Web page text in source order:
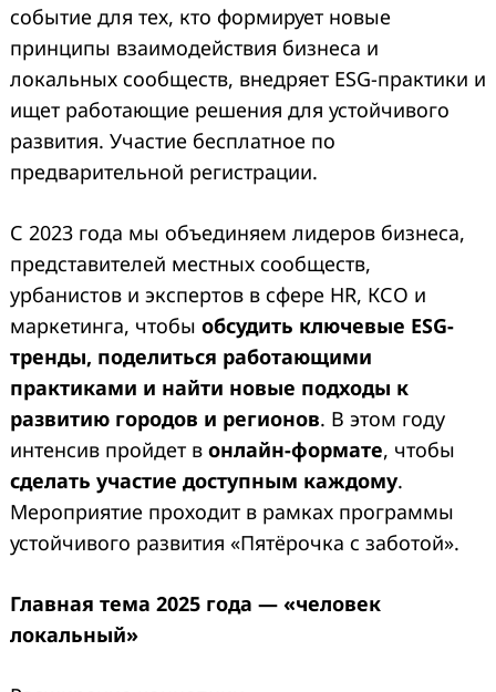
событие для тех, кто формирует новые
принципы взаимодействия бизнеса и
локальных сообществ, внедряет ESG-практики и
ищет работающие решения для устойчивого
развития. Участие бесплатное по
предварительной регистрации.
С 2023 года мы объединяем лидеров бизнеса,
представителей местных сообществ,
урбанистов и экспертов в сфере HR, КСО и
маркетинга, чтобы обсудить ключевые ESG-
тренды, поделиться работающими
практиками и найти новые подходы к
развитию городов и регионов. В этом году
интенсив пройдет в онлайн-формате, чтобы
сделать участие доступным каждому.
Мероприятие проходит в рамках программы
устойчивого развития «Пятёрочка с заботой».
Главная тема 2025 года — «человек
локальный»